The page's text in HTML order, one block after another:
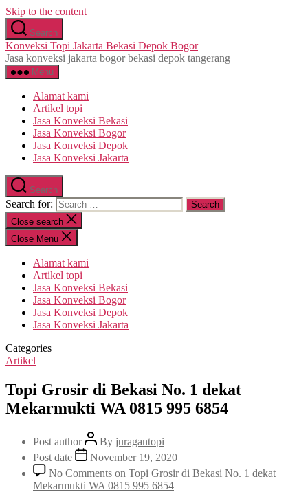
Skip to the content
Search
Konveksi Topi Jakarta Bekasi Depok Bogor
Jasa konveksi jakarta bogor bekasi depok tangerang
Menu
Alamat kami
Artikel topi
Jasa Konveksi Bekasi
Jasa Konveksi Bogor
Jasa Konveksi Depok
Jasa Konveksi Jakarta
Search
Search for:
Close search
Close Menu
Alamat kami
Artikel topi
Jasa Konveksi Bekasi
Jasa Konveksi Bogor
Jasa Konveksi Depok
Jasa Konveksi Jakarta
Categories
Artikel
Topi Grosir di Bekasi No. 1 dekat
Mekarmukti WA 0815 995 6854
Post author By juragantopi
Post date
November 19, 2020
No Comments on Topi Grosir di Bekasi No. 1 dekat
Mekarmukti WA 0815 995 6854